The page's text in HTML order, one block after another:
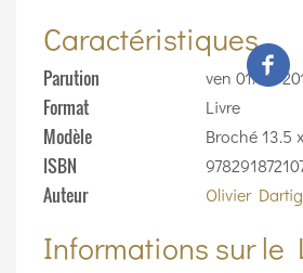
Caractéristiques
Parution ven 01/10/
Format Livre
Modèle Broché 13.5
ISBN
Auteur Olivier
Informations sur le